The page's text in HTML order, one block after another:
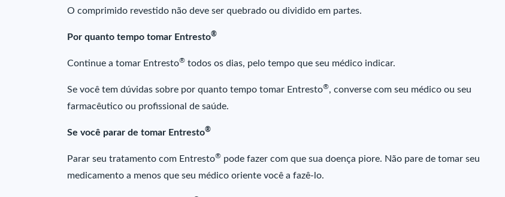
O comprimido revestido não deve ser quebrado ou dividido em partes.
Por quanto tempo tomar Entresto®
Continue a tomar Entresto® todos os dias, pelo tempo que seu médico indicar.
Se você tem dúvidas sobre por quanto tempo tomar Entresto®, converse com seu médico ou seu
farmacêutico ou profissional de saúde.
Se você parar de tomar Entresto®
Parar seu tratamento com Entresto® pode fazer com que sua doença piore. Não pare de tomar seu
medicamento a menos que seu médico oriente você a fazê-lo.